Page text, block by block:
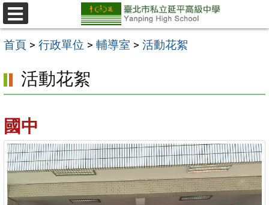
跳
至
主
容
區
選
單
首頁 > 行政單位 > 輔導室 > 活動花絮
活動花絮
國中